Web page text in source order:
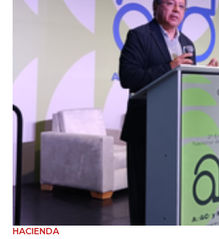
HACIENDA